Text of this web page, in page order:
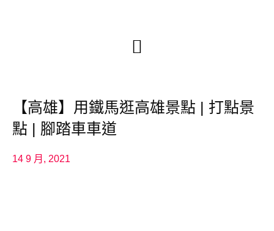
【高雄】用鐵馬逛高雄景點 | 打點景
點 | 腳踏車車道
14 9 月, 2021